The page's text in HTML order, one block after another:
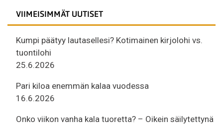
VIIMEISIMMÄT UUTISET
Kumpi päätyy lautasellesi? Kotimainen kirjolohi vs.
tuontilohi
25.6.2026
Pari kiloa enemmän kalaa vuodessa
16.6.2026
Onko viikon vanha kala tuoretta? – Oikein säilytettynä